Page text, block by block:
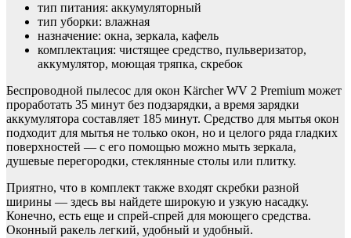
тип питания: аккумуляторный
тип уборки: влажная
назначение: окна, зеркала, кафель
комплектация: чистящее средство, пульверизатор,
аккумулятор, моющая тряпка, скребок
Беспроводной пылесос для окон Kärcher WV 2 Premium может
проработать 35 минут без подзарядки, а время зарядки
аккумулятора составляет 185 минут. Средство для мытья окон
подходит для мытья не только окон, но и целого ряда гладких
поверхностей — с его помощью можно мыть зеркала,
душевые перегородки, стеклянные столы или плитку.
Приятно, что в комплект также входят скребки разной
ширины — здесь вы найдете широкую и узкую насадку.
Конечно, есть еще и спрей-спрей для моющего средства.
Оконный ракель легкий, удобный и удобный.